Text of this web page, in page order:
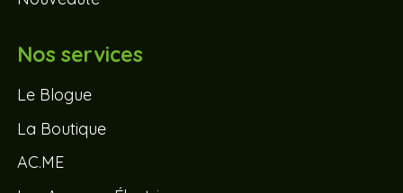
Nos services
Le Blogue
La Boutique
AC.ME